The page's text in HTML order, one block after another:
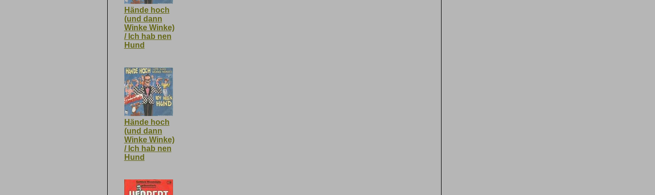
Hände hoch
(und dann
Winke Winke)
/ Ich hab nen
Hund
Hände hoch
(und dann
Winke Winke)
/ Ich hab nen
Hund